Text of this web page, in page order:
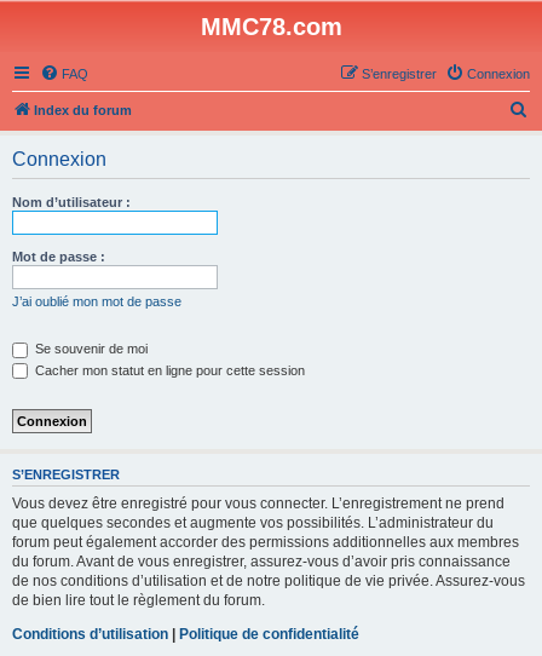
MMC78.com
FAQ Connexion
S’enregistrer
Index du forum
Connexion
Nom d’utilisateur :
Mot de passe :
J’ai oublié mon mot de passe
Se souvenir de moi
Cacher mon statut en ligne pour cette session
S’ENREGISTRER
Vous devez être enregistré pour vous connecter. L’enregistrement ne prend
que quelques secondes et augmente vos possibilités. L’administrateur du
forum peut également accorder des permissions additionnelles aux membres
du forum. Avant de vous enregistrer, assurez-vous d’avoir pris connaissance
de nos conditions d’utilisation et de notre politique de vie privée. Assurez-vous
de bien lire tout le règlement du forum.
Conditions d’utilisation | Politique de confidentialité